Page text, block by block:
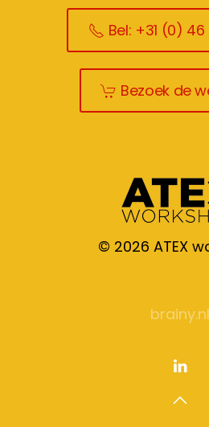
Bel: +31 (0)
Bezoek de
© 2026 ATEX
brainy.nl